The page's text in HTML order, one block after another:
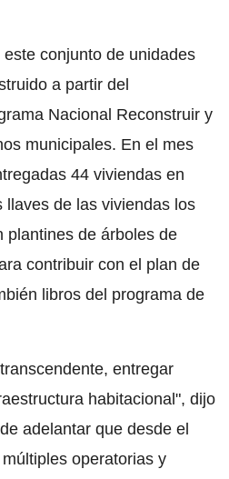
conjunto de unidades
a partir del
Nacional Reconstruir y
municipales. En el mes
44 viviendas en
llaves de las viviendas los
plantines de árboles de
contribuir con el plan de
libros del programa de
entregar
habitacional", dijo
adelantar que desde el
operatorias y